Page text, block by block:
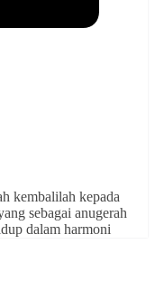
kembalilah kepada
sebagai anugerah
dalam harmoni